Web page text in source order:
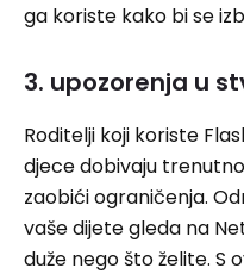
ga koriste kako bi se
3. upozorenja u
Roditelji koji koriste
djece dobivaju
zaobići ograničenja.
vaše dijete gleda na
duže nego što želite. S